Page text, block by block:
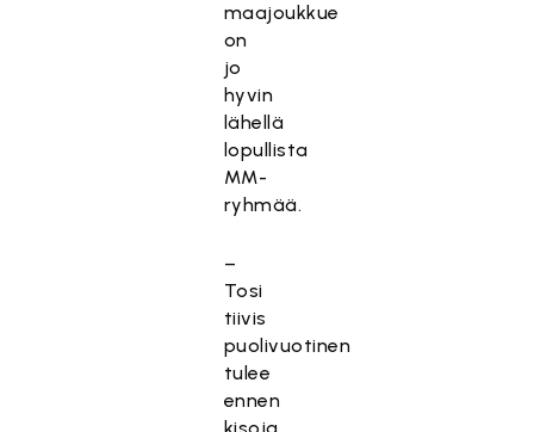
maajoukkue
on
jo
hyvin
lähellä
lopullista
MM-
ryhmää.
–
Tosi
tiivis
puolivuotinen
tulee
ennen